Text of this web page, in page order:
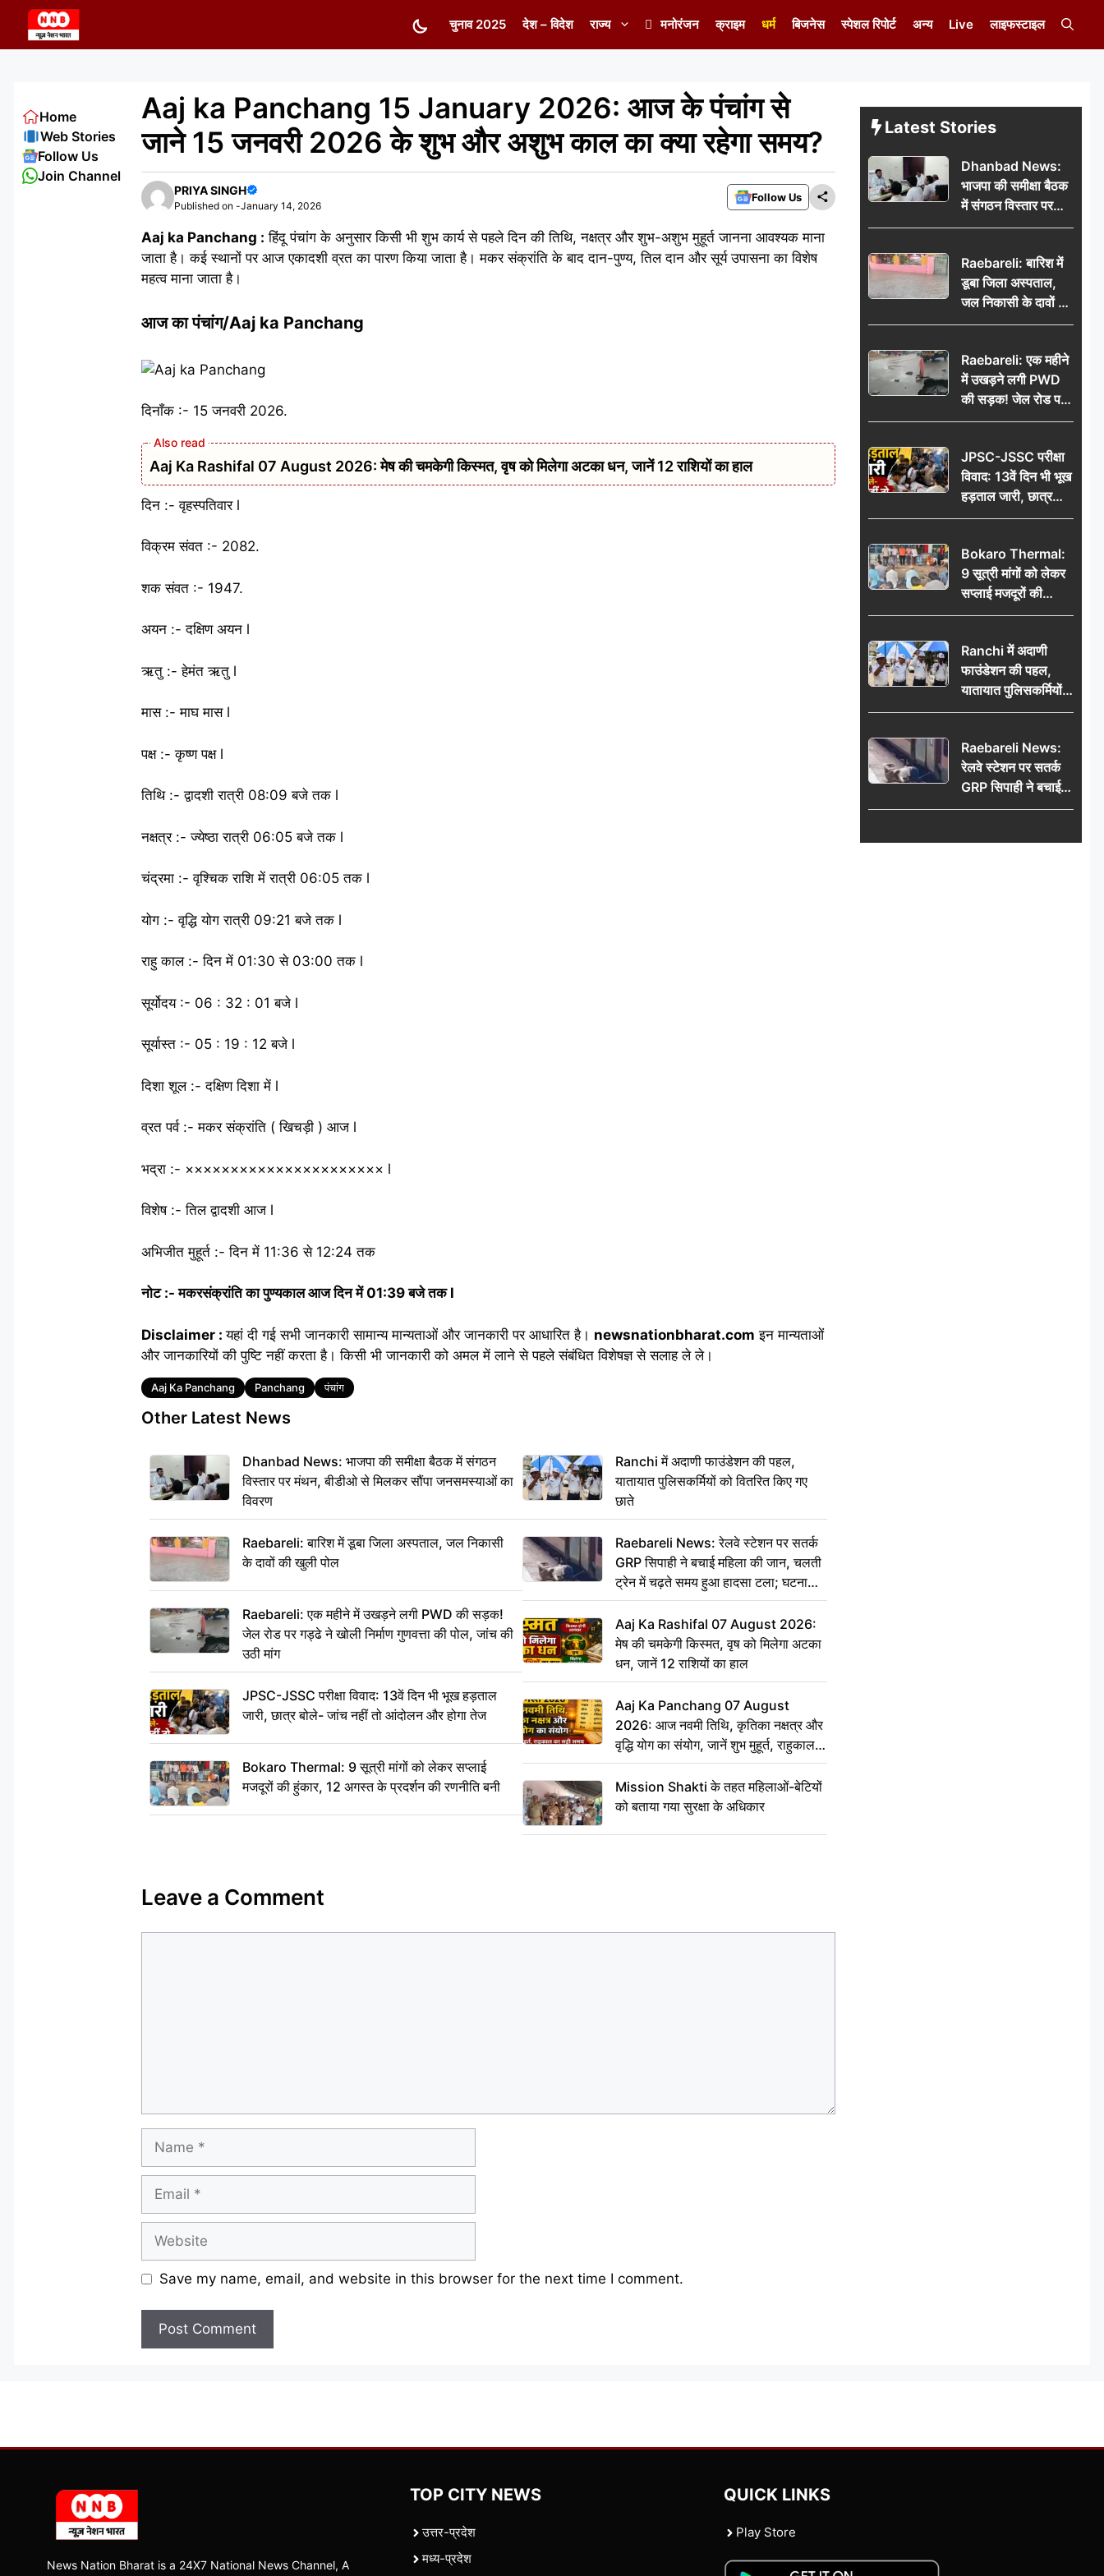
content
चुनाव 2025 देश – विदेश राज्य मनोरंजन क्राइम धर्म बिजनेस स्पेशल रिपोर्ट अन्य Live लाइफस्टाइल
Aaj ka Panchang 15 January 2026: आज के पंचांग से
जाने 15 जनवरी 2026 के शुभ और अशुभ काल का क्या रहेगा समय?
PRIYA SINGH
Published on -January 14, 2026
Follow Us
Aaj ka Panchang : हिंदू पंचांग के अनुसार किसी भी शुभ कार्य से पहले दिन की तिथि, नक्षत्र और शुभ-अशुभ मुहूर्त जानना आवश्यक माना
जाता है। कई स्थानों पर आज एकादशी व्रत का पारण किया जाता है। मकर संक्रांति के बाद दान-पुण्य, तिल दान और सूर्य उपासना का विशेष
महत्व माना जाता है।
आज का पंचांग/Aaj ka Panchang
दिनाँक :- 15 जनवरी 2026.
Aaj Ka Rashifal 07 August 2026: मेष की चमकेगी किस्मत, वृष को मिलेगा अटका धन, जानें 12 राशियों का हाल
दिन :- वृहस्पतिवार l
विक्रम संवत :- 2082.
शक संवत :- 1947.
अयन :- दक्षिण अयन l
ऋतु :- हेमंत ऋतु l
मास :- माघ मास l
पक्ष :- कृष्ण पक्ष l
तिथि :- द्वादशी रात्री 08:09 बजे तक l
नक्षत्र :- ज्येष्ठा रात्री 06:05 बजे तक l
चंद्रमा :- वृश्चिक राशि में रात्री 06:05 तक l
योग :- वृद्धि योग रात्री 09:21 बजे तक l
राहु काल :- दिन में 01:30 से 03:00 तक l
सूर्योदय :- 06 : 32 : 01 बजे l
सूर्यास्त :- 05 : 19 : 12 बजे l
दिशा शूल :- दक्षिण दिशा में l
व्रत पर्व :- मकर संक्रांति ( खिचड़ी ) आज l
भद्रा :- ×××××××××××××××××××××× l
विशेष :- तिल द्वादशी आज l
अभिजीत मुहूर्त :- दिन में 11:36 से 12:24 तक
नोट :- मकरसंक्रांति का पुण्यकाल आज दिन में 01:39 बजे तक l
Disclaimer :यहां दी गई सभी जानकारी सामान्य मान्यताओं और जानकारी पर आधारित है। newsnationbharat.com इन मान्यताओं
और जानकारियों की पुष्टि नहीं करता है। किसी भी जानकारी को अमल में लाने से पहले संबंधित विशेषज्ञ से सलाह ले ले।
Tags
Aaj Ka Panchang Panchang पंचांग
Other Latest News
Dhanbad News: भाजपा की समीक्षा बैठक में संगठन
विस्तार पर मंथन, बीडीओ से मिलकर सौंपा जनसमस्याओं का
विवरण
Raebareli: बारिश में डूबा जिला अस्पताल, जल निकासी
के दावों की खुली पोल
Raebareli: एक महीने में उखड़ने लगी PWD की सड़क!
जेल रोड पर गड्ढे ने खोली निर्माण गुणवत्ता की पोल, जांच की
उठी मांग
JPSC-JSSC परीक्षा विवाद: 13वें दिन भी भूख हड़ताल
जारी, छात्र बोले- जांच नहीं तो आंदोलन और होगा तेज
Bokaro Thermal: 9 सूत्री मांगों को लेकर सप्लाई
मजदूरों की हुंकार, 12 अगस्त के प्रदर्शन की रणनीति बनी
Ranchi में अदाणी फाउंडेशन की पहल,
यातायात पुलिसकर्मियों को वितरित किए गए
छाते
Raebareli News: रेलवे स्टेशन पर सतर्क
GRP सिपाही ने बचाई महिला की जान, चलती
ट्रेन में चढ़ते समय हुआ हादसा टला; घटना
CCTV में कैद
Aaj Ka Rashifal 07 August 2026:
मेष की चमकेगी किस्मत, वृष को मिलेगा अटका
धन, जानें 12 राशियों का हाल
Aaj Ka Panchang 07 August
2026: आज नवमी तिथि, कृतिका नक्षत्र और
वृद्धि योग का संयोग, जानें शुभ मुहूर्त, राहुकाल
का सही समय
Mission Shakti के तहत महिलाओं-बेटियों
को बताया गया सुरक्षा के अधिकार
Leave a Comment
Save my name, email, and website in this browser for the next time I comment.
Home
Web Stories
Follow Us
Join Channel
Latest Stories
Dhanbad News:
भाजपा की समीक्षा बैठक
में संगठन विस्तार पर
मंथन, बीडीओ से
जनसमस्याओं का विवरण
Raebareli: बारिश में
डूबा जिला अस्पताल,
जल निकासी के दावों की
खुली पोल
Raebareli: एक महीने
में उखड़ने लगी PWD
की सड़क! जेल रोड पर
गड्ढे ने खोली निर्माण
की उठी मांग
JPSC-JSSC परीक्षा
विवाद: 13वें दिन भी भूख
हड़ताल जारी, छात्र
बोले- जांच नहीं तो
Bokaro Thermal:
9 सूत्री मांगों को लेकर
सप्लाई मजदूरों की
हुंकार, 12 अगस्त के
Ranchi में अदाणी
फाउंडेशन की पहल,
यातायात पुलिसकर्मियों
को वितरित किए गए छाते
Raebareli News:
रेलवे स्टेशन पर सतर्क
GRP सिपाही ने बचाई
महिला की जान, चलती
हादसा टला; घटना
News Nation Bharat is a 24X7 National News Channel, A
TOP CITY NEWS
उत्तर-प्रदेश
मध्य-प्रदेश
QUICK LINKS
Play Store